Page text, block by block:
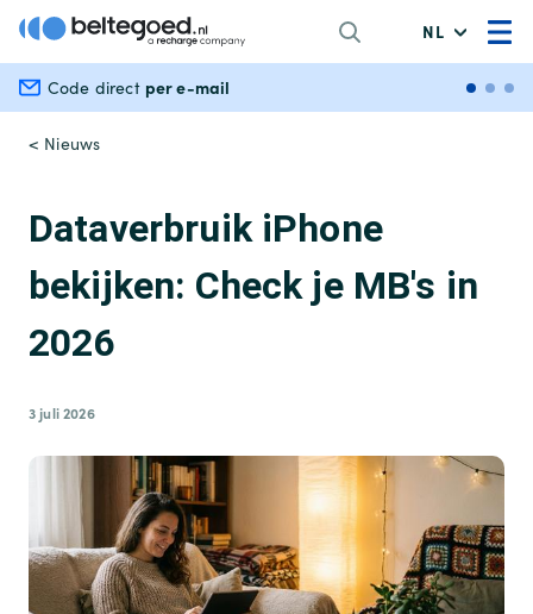
NL
Code direct per e-mail
< Nieuws
Dataverbruik iPhone
bekijken: Check je MB's in
2026
3 juli 2026